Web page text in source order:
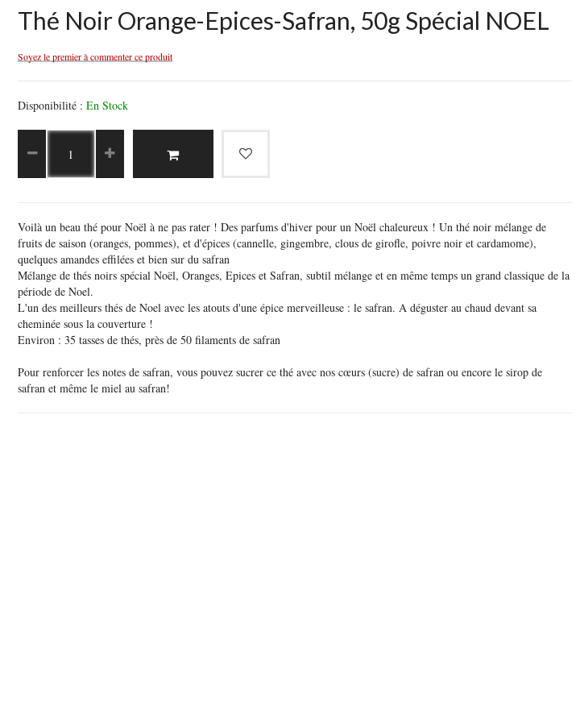
Thé Noir Orange-Epices-Safran, 50g Spécial NOEL
Soyez le premier à commenter ce produit
Disponibilité : En Stock
Voilà un beau thé pour Noël à ne pas rater ! Des parfums d'hiver pour un Noël chaleureux ! Un thé noir mélange de
fruits de saison (oranges, pommes), et d'épices (cannelle, gingembre, clous de girofle, poivre noir et cardamome),
quelques amandes effilées et bien sur du safran
Mélange de thés noirs spécial Noël, Oranges, Epices et Safran, subtil mélange et en même temps un grand classique de la
période de Noel.
L'un des meilleurs thés de Noel avec les atouts d'une épice merveilleuse : le safran. A déguster au chaud devant sa
cheminée sous la couverture !
Environ : 35 tasses de thés, près de 50 filaments de safran
Pour renforcer les notes de safran, vous pouvez sucrer ce thé avec nos cœurs (sucre) de safran ou encore le sirop de
safran et même le miel au safran!